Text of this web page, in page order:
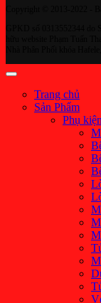
Trang chủ
Sản Phẩm
Phụ